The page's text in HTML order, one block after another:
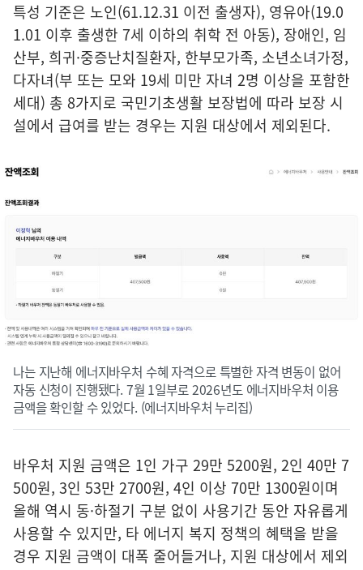
특성 기준은 노인(61.12.31 이전 출생자), 영유아(19.0
1.01 이후 출생한 7세 이하의 취학 전 아동), 장애인, 임
산부, 희귀·중증난치질환자, 한부모가족, 소년소녀가정,
다자녀(부 또는 모와 19세 미만 자녀 2명 이상을 포함한
세대) 총 8가지로 국민기초생활 보장법에 따라 보장 시
설에서 급여를 받는 경우는 지원 대상에서 제외된다.
나는 지난해 에너지바우처 수혜 자격으로 특별한 자격 변동이 없어
자동 신청이 진행됐다. 7월 1일부로 2026년도 에너지바우처 이용
금액을 확인할 수 있었다. (에너지바우처 누리집)
바우처 지원 금액은 1인 가구 29만 5200원, 2인 40만 7
500원, 3인 53만 2700원, 4인 이상 70만 1300원이며
올해 역시 동·하절기 구분 없이 사용기간 동안 자유롭게
사용할 수 있지만, 타 에너지 복지 정책의 혜택을 받을
경우 지원 금액이 대폭 줄어들거나, 지원 대상에서 제외